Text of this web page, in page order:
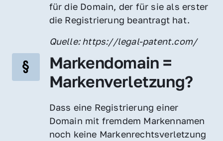
für die Domain, der für sie als erster
die Registrierung beantragt hat.
Quelle: https://legal-patent.com/
Markendomain =
Markenverletzung?
Dass eine Registrierung einer
Domain mit fremdem Markennamen
noch keine Markenrechtsverletzung